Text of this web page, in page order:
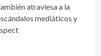
atraviesa a la
mediáticos y